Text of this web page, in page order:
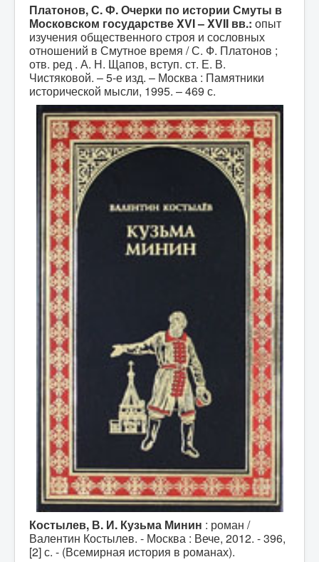
Платонов, С. Ф. Очерки по истории Смуты в
Московском государстве XVI – XVII вв.: опыт
изучения общественного строя и сословных
отношений в Смутное время / С. Ф. Платонов ;
отв. ред . А. Н. Щапов, вступ. ст. Е. В.
Чистяковой. – 5-е изд. – Москва : Памятники
исторической мысли, 1995. – 469 с.
Костылев, В. И. Кузьма Минин : роман /
Валентин Костылев. - Москва : Вече, 2012. - 396,
[2] с. - (Всемирная история в романах).